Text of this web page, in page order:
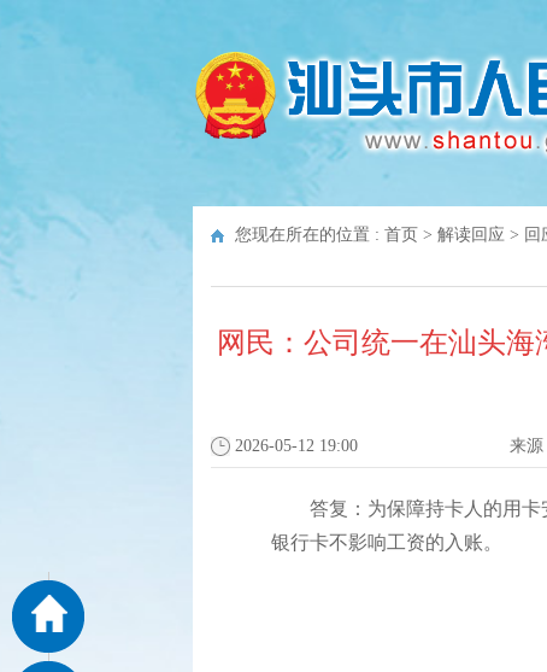
您现在所在的位置 : 首页 > 解读回应 > 回
网民：公司统一在汕头
2026-05-12 19:00 来源
答复：为保障持卡人的用卡
银行卡不影响工资的入账。